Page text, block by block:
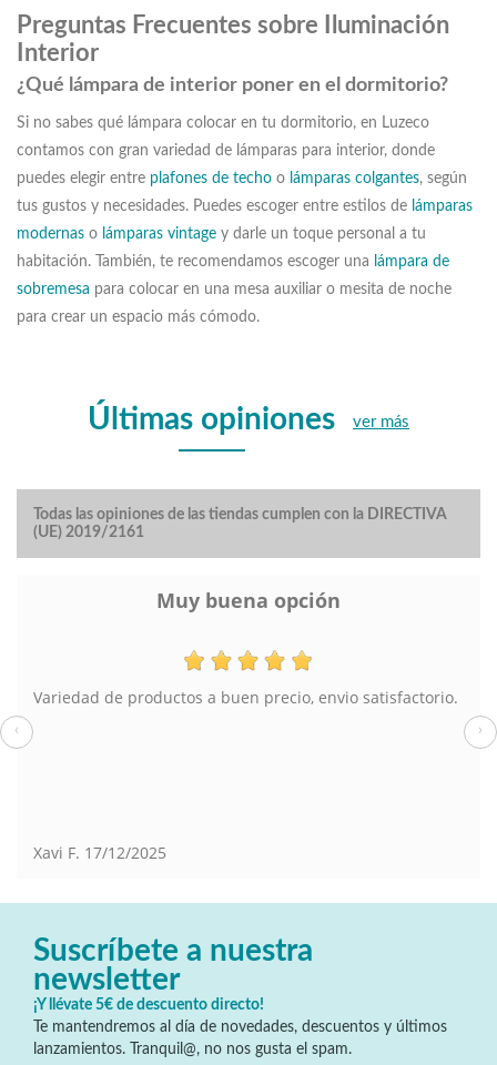
Preguntas Frecuentes sobre Iluminación
Interior
¿Qué lámpara de interior poner en el dormitorio?
Si no sabes qué lámpara colocar en tu dormitorio, en Luzeco
contamos con gran variedad de lámparas para interior, donde
puedes elegir entre plafones de techo o lámparas colgantes, según
tus gustos y necesidades. Puedes escoger entre estilos de lámparas
modernas o lámparas vintage y darle un toque personal a tu
habitación. También, te recomendamos escoger una lámpara de
sobremesa para colocar en una mesa auxiliar o mesita de noche
para crear un espacio más cómodo.
Últimas opiniones ver más
Todas las opiniones de las tiendas cumplen con la DIRECTIVA
(UE) 2019/2161
Muy buena opción
Variedad de productos a buen precio, envio satisfactorio.
Xavi F. 17/12/2025
‹ ›
Suscríbete a nuestra
newsletter
¡Y llévate 5€ de descuento directo!
Te mantendremos al día de novedades, descuentos y últimos
lanzamientos. Tranquil@, no nos gusta el spam.